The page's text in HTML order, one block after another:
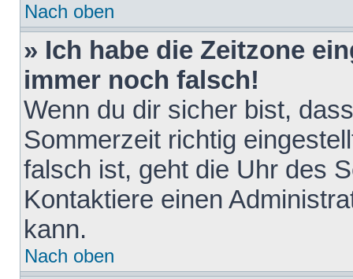
Nach oben
» Ich habe die Zeitzone
immer noch falsch!
Wenn du dir sicher bist,
Sommerzeit richtig
falsch ist, geht die Uhr des
Kontaktiere einen
kann.
Nach oben